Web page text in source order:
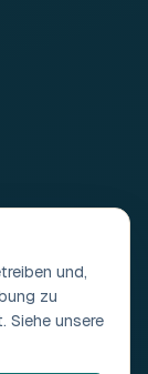
und,
zu
Siehe unsere